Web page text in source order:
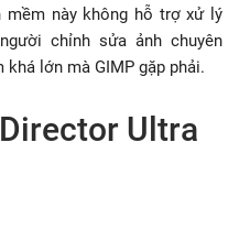
này không hỗ trợ xử lý
chỉnh sửa ảnh chuyên
lớn mà GIMP gặp phải.
Ultra